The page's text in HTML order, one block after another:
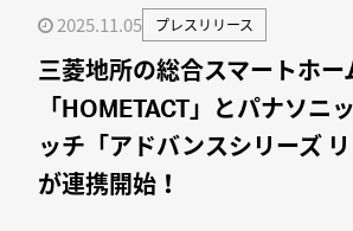
2025.11.05 プレスリリース
三菱地所の総合スマートホー
「HOMETACT」とパナソニ
ッチ「アドバンスシリーズ リ
が連携開始！